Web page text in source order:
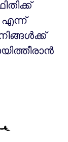
എന്ന്